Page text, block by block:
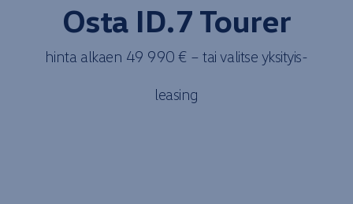
Osta ID.7 Tourer
hinta alkaen 49 990 € – tai valitse yksityis­
leasing